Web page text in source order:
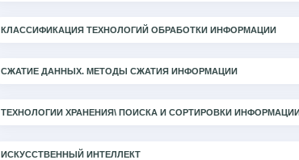
КЛАССИФИКАЦИЯ ТЕХНОЛОГИЙ ОБРАБОТКИ ИНФОРМАЦИИ
СЖАТИЕ ДАННЫХ. МЕТОДЫ СЖАТИЯ ИНФОРМАЦИИ
ТЕХНОЛОГИИ ХРАНЕНИЯ\ ПОИСКА И СОРТИРОВКИ ИНФОРМАЦИИ
ИСКУССТВЕННЫЙ ИНТЕЛЛЕКТ